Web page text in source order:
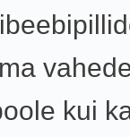
kui